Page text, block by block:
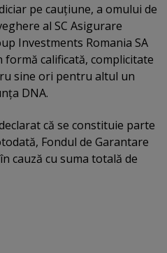
pe cauţiune, a omului de
al SC Asigurare
Investments Romania SA
formă calificată, complicitate
sine ori pentru altul un
DNA.
că se constituie parte
Fondul de Garantare
cauză cu suma totală de